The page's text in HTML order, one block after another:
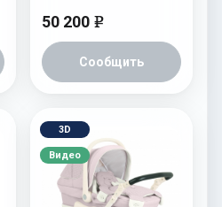
50 200 e
Сообщить
3D
Видео